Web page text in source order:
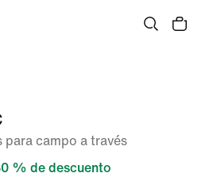
para campo a través
% de descuento